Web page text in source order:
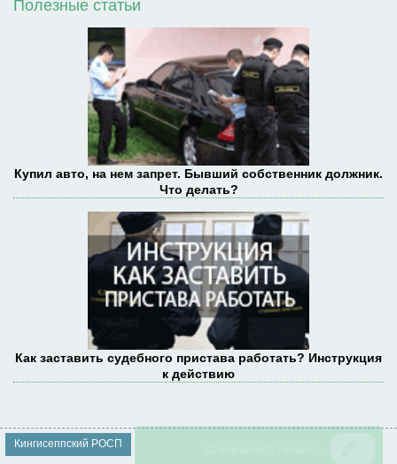
Полезные статьи
Купил авто, на нем запрет. Бывший собственник должник.
Что делать?
Как заставить судебного пристава работать? Инструкция
к действию
Кингисеппский РОСП